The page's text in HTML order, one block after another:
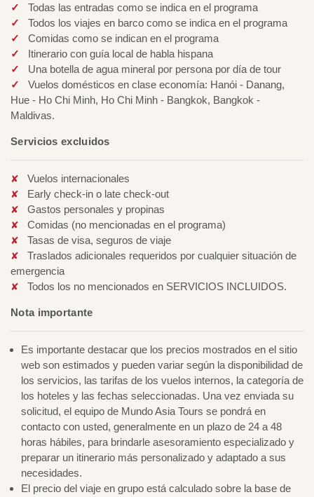
Todas las entradas como se indica en el programa
Todos los viajes en barco como se indica en el programa
Comidas como se indican en el programa
Itinerario con guía local de habla hispana
Una botella de agua mineral por persona por día de tour
Vuelos domésticos en clase economía: Hanói - Danang,
Hue - Ho Chi Minh, Ho Chi Minh - Bangkok, Bangkok -
Maldivas.
Servicios excluidos
Vuelos internacionales
Early check-in o late check-out
Gastos personales y propinas
Comidas (no mencionadas en el programa)
Tasas de visa, seguros de viaje
Traslados adicionales requeridos por cualquier situación de
emergencia
Todos los no mencionados en SERVICIOS INCLUIDOS.
Nota importante
Es importante destacar que los precios mostrados en el sitio
web son estimados y pueden variar según la disponibilidad de
los servicios, las tarifas de los vuelos internos, la categoría de
los hoteles y las fechas seleccionadas. Una vez enviada su
solicitud, el equipo de Mundo Asia Tours se pondrá en
contacto con usted, generalmente en un plazo de 24 a 48
horas hábiles, para brindarle asesoramiento especializado y
preparar un itinerario más personalizado y adaptado a sus
necesidades.
El precio del viaje en grupo está calculado sobre la base de